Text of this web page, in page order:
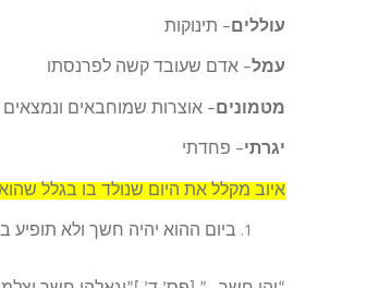
עוללים– תינוקות
עמל– אדם שעובד קשה לפרנסתו
מטמונים– אוצרות שמוחבאים
יגרתי– פחדתי
איוב מקלל את היום שנולד בו בגלל
ביום ההוא יהיה חשך ולא תופיע